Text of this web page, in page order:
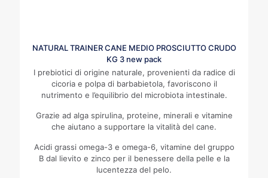
NATURAL TRAINER CANE MEDIO PROSCIUTTO CRUDO
KG 3 new pack
I prebiotici di origine naturale, provenienti da radice di
cicoria e polpa di barbabietola, favoriscono il
nutrimento e l’equilibrio del microbiota intestinale.
Grazie ad alga spirulina, proteine, minerali e vitamine
che aiutano a supportare la vitalità del cane.
Acidi grassi omega-3 e omega-6, vitamine del gruppo
B dal lievito e zinco per il benessere della pelle e la
lucentezza del pelo.